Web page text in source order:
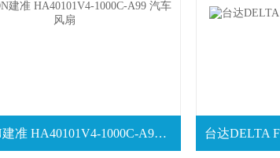
SUNON建准 HA40101V4-1000C-A99 汽车风扇